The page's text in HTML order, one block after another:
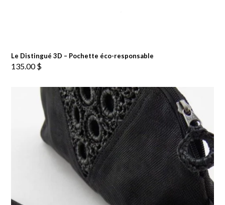
Le Distingué 3D – Pochette éco-responsable
135.00$